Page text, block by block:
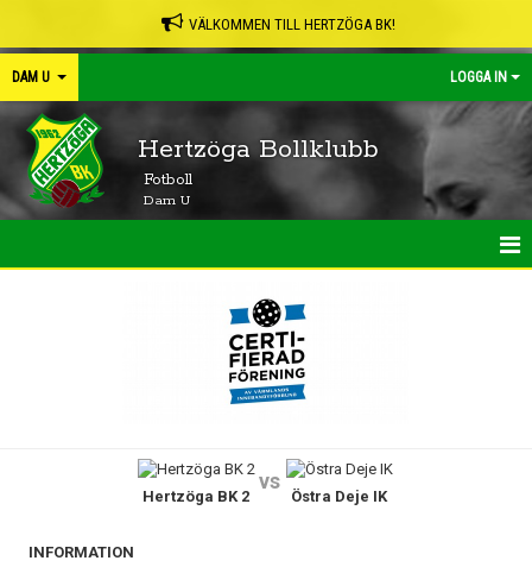
VÄLKOMMEN TILL HERTZÖGA BK!
DAM U LOGGA IN
Hertzöga Bollklubb
Fotboll
Dam U
BILDGALLERI
Hertzöga BK 2
vs
Östra Deje IK
INFORMATION